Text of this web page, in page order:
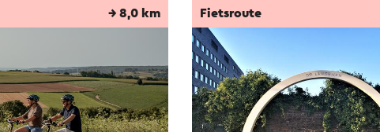
→ 8,0 km Fietsroute